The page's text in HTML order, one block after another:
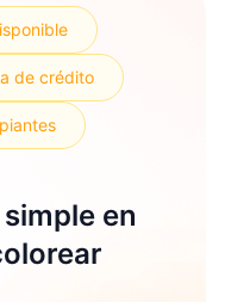
de crédito
en